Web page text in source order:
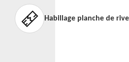
Habillage planche de